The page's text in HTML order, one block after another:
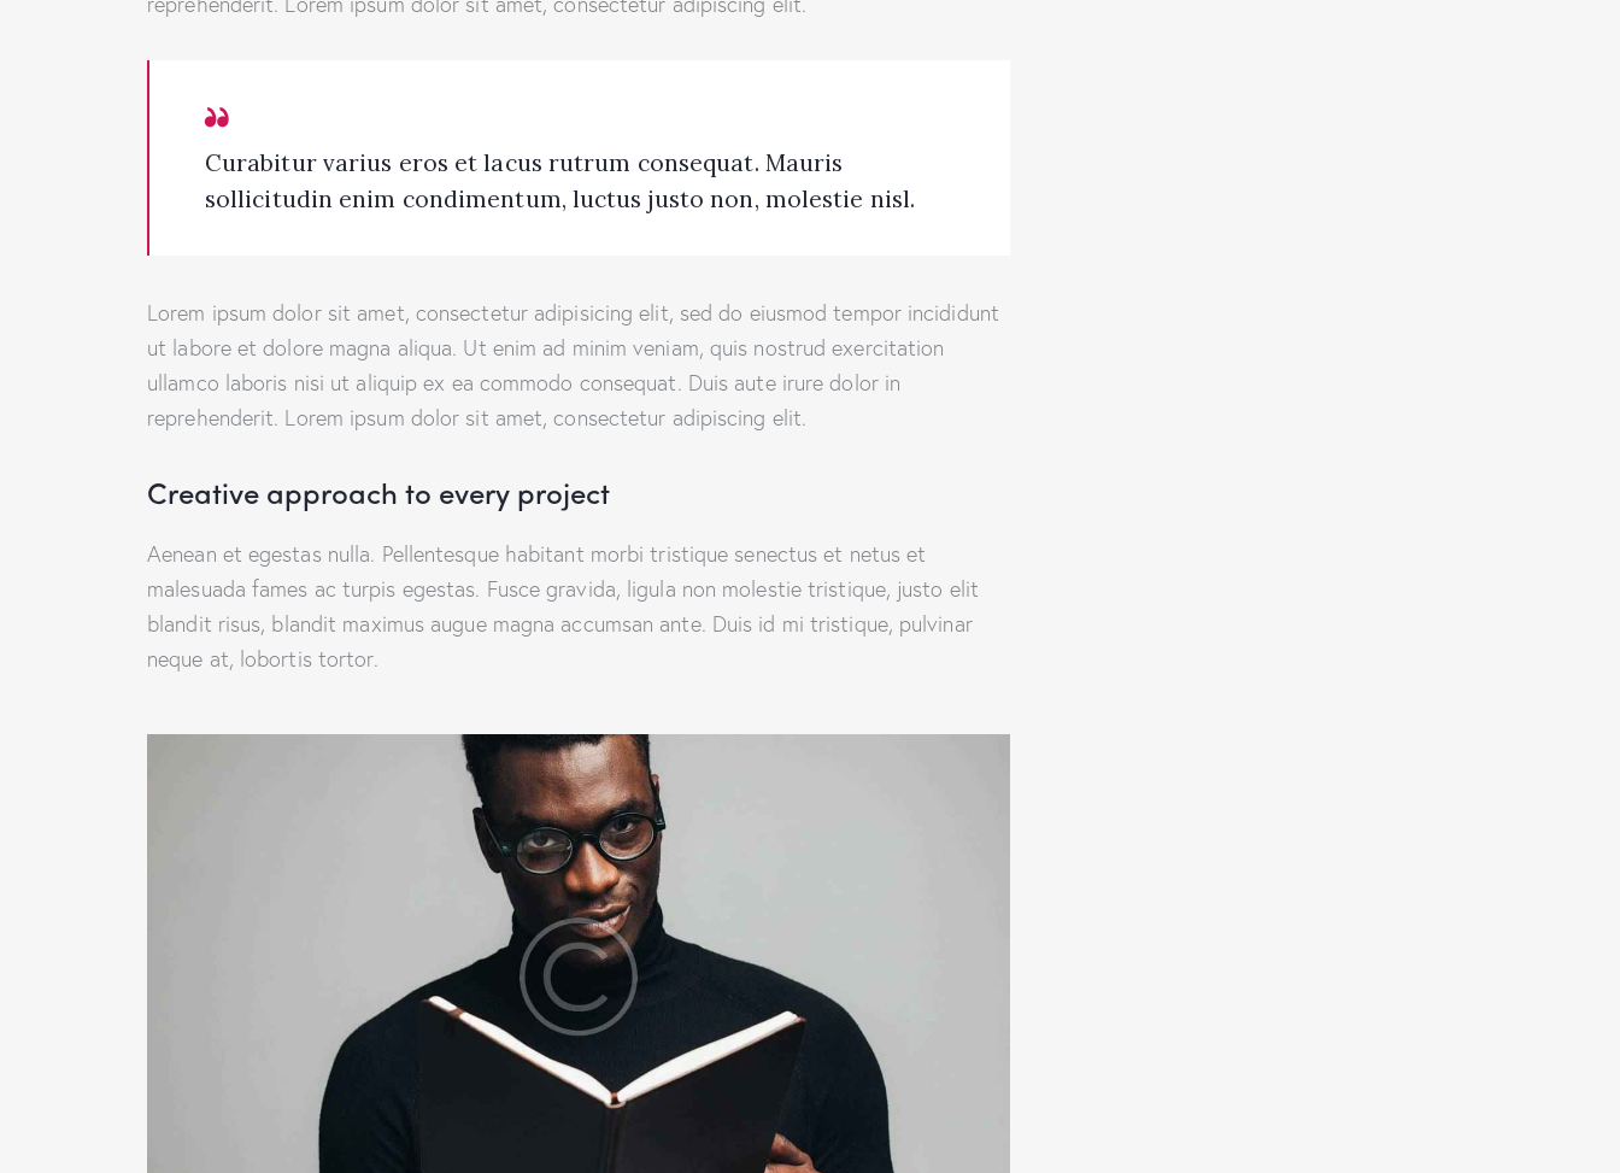
Curabitur varius eros et lacus rutrum consequat. Mauris
sollicitudin enim condimentum, luctus justo non, molestie nisl.
Lorem ipsum dolor sit amet, consectetur adipisicing elit, sed do eiusmod tempor incididunt
ut labore et dolore magna aliqua. Ut enim ad minim veniam, quis nostrud exercitation
ullamco laboris nisi ut aliquip ex ea commodo consequat. Duis aute irure dolor in
reprehenderit. Lorem ipsum dolor sit amet, consectetur adipiscing elit.
Creative approach to every project
Aenean et egestas nulla. Pellentesque habitant morbi tristique senectus et netus et
malesuada fames ac turpis egestas. Fusce gravida, ligula non molestie tristique, justo elit
blandit risus, blandit maximus augue magna accumsan ante. Duis id mi tristique, pulvinar
neque at, lobortis tortor.